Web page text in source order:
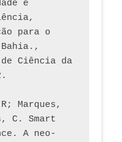
e
para o
Ciência da
Marques,
C. Smart
A neo-